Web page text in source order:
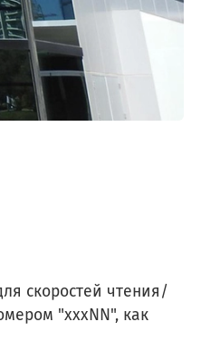
скоростей чтения/
"xxxNN", как